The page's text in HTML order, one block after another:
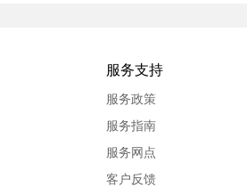
服务支持
服务政策
服务指南
服务网点
客户反馈